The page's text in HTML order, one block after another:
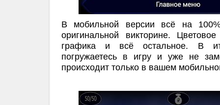
В мобильной версии всё на
оригинальной викторине.
графика и всё остальное. В
погружаетесь в игру и уже не
происходит только в вашем